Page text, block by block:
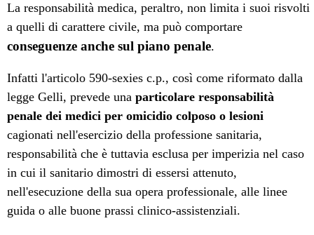
La responsabilità medica, peraltro, non limita i suoi risvolti
a quelli di carattere civile, ma può comportare
conseguenze anche sul piano penale.
Infatti l'articolo 590-sexies c.p., così come riformato dalla
legge Gelli, prevede unaparticolare responsabilità
penale dei medici per omicidio colposo o lesioni
cagionati nell'esercizio della professione sanitaria,
responsabilità che è tuttavia esclusa per imperizia nel caso
in cui il sanitario dimostri di essersi attenuto,
nell'esecuzione della sua opera professionale, alle linee
guida o alle buone prassi clinico-assistenziali.